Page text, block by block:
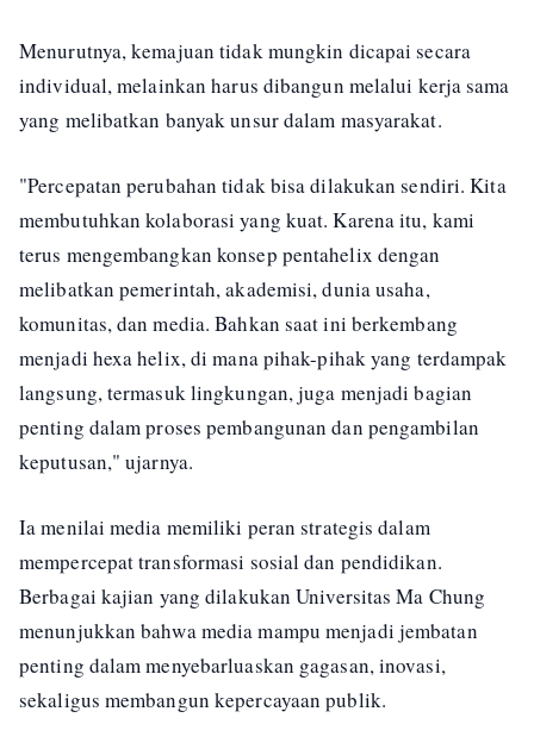
Menurutnya, kemajuan tidak mungkin dicapai secara
individual, melainkan harus dibangun melalui kerja sama
yang melibatkan banyak unsur dalam masyarakat.
"Percepatan perubahan tidak bisa dilakukan sendiri. Kita
membutuhkan kolaborasi yang kuat. Karena itu, kami
terus mengembangkan konsep pentahelix dengan
melibatkan pemerintah, akademisi, dunia usaha,
komunitas, dan media. Bahkan saat ini berkembang
menjadi hexa helix, di mana pihak-pihak yang terdampak
langsung, termasuk lingkungan, juga menjadi bagian
penting dalam proses pembangunan dan pengambilan
keputusan," ujarnya.
Ia menilai media memiliki peran strategis dalam
mempercepat transformasi sosial dan pendidikan.
Berbagai kajian yang dilakukan Universitas Ma Chung
menunjukkan bahwa media mampu menjadi jembatan
penting dalam menyebarluaskan gagasan, inovasi,
sekaligus membangun kepercayaan publik.